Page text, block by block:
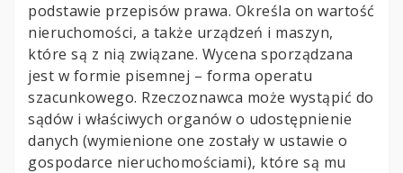
podstawie przepisów prawa. Określa on wartość
nieruchomości, a także urządzeń i maszyn,
które są z nią związane. Wycena sporządzana
jest w formie pisemnej – forma operatu
szacunkowego. Rzeczoznawca może wystąpić do
sądów i właściwych organów o udostępnienie
danych (wymienione one zostały w ustawie o
gospodarce nieruchomościami), które są mu